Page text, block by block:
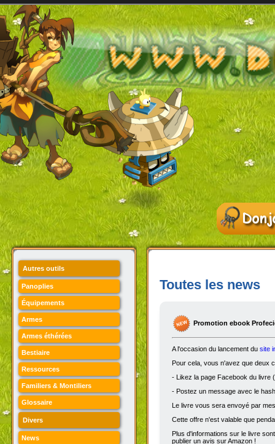
Autres outils
Panoplies
Équipements
Armes
Armes éthérées
Bestiaire
Ressources
Familiers & Montiliers
Glossaire
Divers
News
Toutes les news
Promotion ebook
A l'occasion du lancement du site
Pour cela, vous n'avez que deux
- Likez la page Facebook du livre (
- Postez un message avec le
Le livre vous sera envoyé par
Cette offre n'est valable que
Plus d'informations sur le livre
publier un avis sur Amazon !